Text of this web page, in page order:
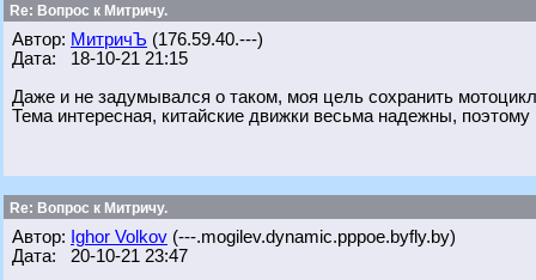
Re: Вопрос к Митричу.
Автор: МитричЪ (176.59.40.---)
Дата: 18-10-21 21:15
Даже и не задумывался о таком, моя цель сохранить
Тема интересная, китайские движки весьма надежны, поэтому
Re: Вопрос к Митричу.
Автор: Ighor Volkov (---.mogilev.dynamic.pppoe.byfly.by)
Дата: 20-10-21 23:47